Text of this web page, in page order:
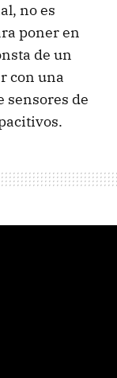
no es
poner en
de un
con una
sensores de